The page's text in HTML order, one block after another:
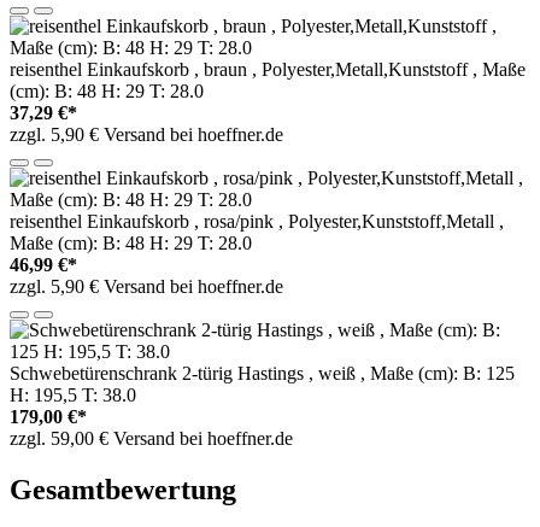
reisenthel Einkaufskorb , braun , Polyester,Metall,Kunststoff , Maße
(cm): B: 48 H: 29 T: 28.0
37,29 €*
zzgl. 5,90 € Versand bei hoeffner.de
reisenthel Einkaufskorb , rosa/pink , Polyester,Kunststoff,Metall ,
Maße (cm): B: 48 H: 29 T: 28.0
46,99 €*
zzgl. 5,90 € Versand bei hoeffner.de
Schwebetürenschrank 2-türig Hastings , weiß , Maße (cm): B: 125
H: 195,5 T: 38.0
179,00 €*
zzgl. 59,00 € Versand bei hoeffner.de
Gesamtbewertung